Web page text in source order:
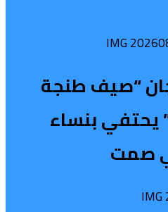
“صيف طنجة
يحتفي بنساء
صمت